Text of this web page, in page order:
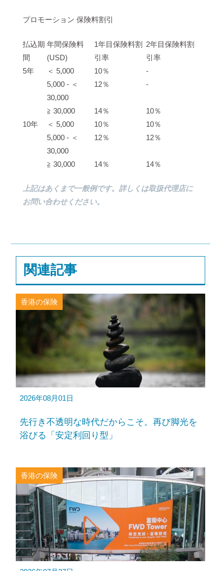
プロモーション 保険料割引
払込期
間
年間保険料
(USD)
1年目保険料割
引率
2年目保険料割
引率
5年
＜ 5,000 10％
‐
5,000 ‐ ＜
30,000
12％ ‐
≧ 30,000 14％
10％
10年
＜ 5,000 10％
10％
5,000 ‐ ＜
30,000
12％ 12％
≧ 30,000 14％ 14％
上記はあくまで一般例です。詳しくは取扱代理店に
お問い合わせください。
関連記事
香港の保険
2026年08月01日
先行き不透明な時代だからこそ。再び脚光を
浴びる「安定利回り型」
香港の保険